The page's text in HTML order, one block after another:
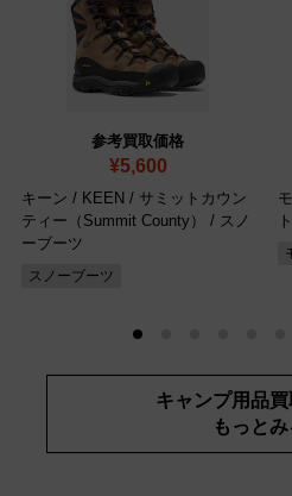
参考買取価格
¥5,600
キーン / KEEN / サミットカウン
ティー（Summit County） / スノ
ーブーツ
スノーブーツ
キャンプ用品
もっとみ